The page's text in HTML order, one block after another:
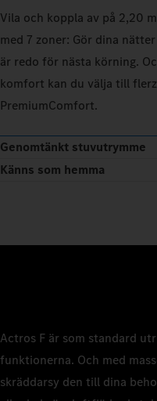
Vila och koppla av på 2,20
med 7 zoner: Gör dina
är redo för nästa körning.
komfort kan du välja till
PremiumComfort.
Genomtänkt stuvutrymme
Känns som hemma
Actros F är som standard
funktionerna. Och med
skräddarsy den till dina